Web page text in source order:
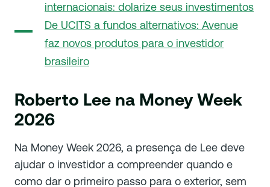
internacionais: dolarize seus investimentos
De UCITS a fundos alternativos: Avenue
faz novos produtos para o investidor
brasileiro
Roberto Lee na Money Week
2026
Na Money Week 2026, a presença de Lee deve
ajudar o investidor a compreender quando e
como dar o primeiro passo para o exterior, sem